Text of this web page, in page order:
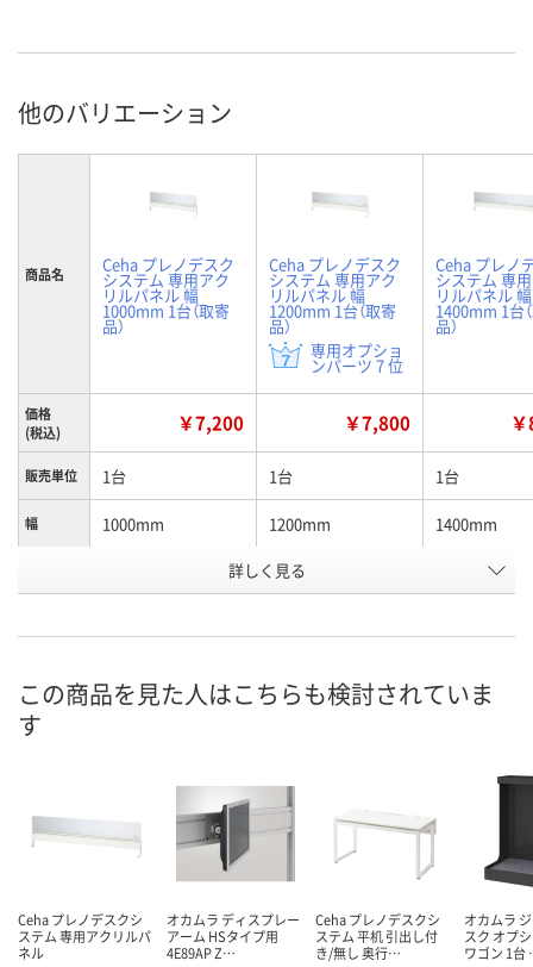
他のバリエーション
商品名 Ceha プレノデスク
システム 専用アク
リルパネル 幅
1000mm 1台（取寄
品）
Ceha プレノデスク
システム 専用アク
リルパネル 幅
1200mm 1台（取寄
品）
専用オプショ
ンパーツ 7 位
Ceha プレノ
システム 専
リルパネル 幅
1400mm 1台
品）
価格
(税込)
￥7,200 ￥7,800
販売単位 1台 1台 1台
幅 1000mm 1200mm 1400mm
9841797 9841788
8月26日（水）
カゴへ カ
詳しく見る
この商品を見た人はこちらも検討されていま
す
Ceha プレノデスクシ
ステム 専用アクリルパ
ネル
オカムラ ディスプレー
アーム HSタイプ用
4E89AP Z…
Ceha プレノデスクシ
ステム 平机 引出し付
き/無し 奥行…
オカムラ
スク オプ
ワゴン 1